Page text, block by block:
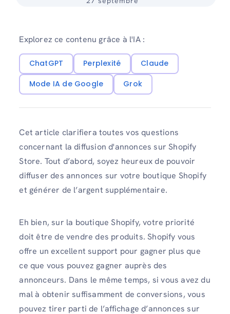
Explorez ce contenu grâce à l'IA :
ChatGPT Perplexité
Claude
Mode IA de Google
Grok
Cet article clarifiera toutes vos questions
concernant la diffusion d'annonces sur Shopify
Store. Tout d’abord, soyez heureux de pouvoir
diffuser des annonces sur votre boutique Shopify
et générer de l’argent supplémentaire.
Eh bien, sur la boutique Shopify, votre priorité
doit être de vendre des produits. Shopify vous
offre un excellent support pour gagner plus que
ce que vous pouvez gagner auprès des
annonceurs. Dans le même temps, si vous avez du
mal à obtenir suffisamment de conversions, vous
pouvez tirer parti de l’affichage d’annonces sur